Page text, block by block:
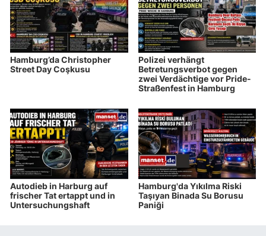
Hamburg’da Christopher
Street Day Coşkusu
Polizei verhängt
Betretungsverbot gegen
zwei Verdächtige vor Pride-
Straßenfest in Hamburg
Autodieb in Harburg auf
frischer Tat ertappt und in
Untersuchungshaft
Hamburg'da Yıkılma Riski
Taşıyan Binada Su Borusu
Paniği